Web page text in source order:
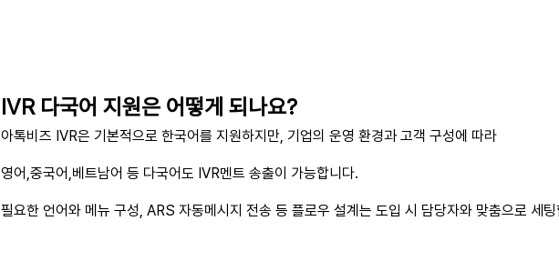
IVR 다국어 지원은 어떻게 되나요?
​아톡비즈 IVR은 기본적으로 한국어를 지원하지만, 기업의 운영 환경과 고객 구성에 따라
영어,중국어,베트남어 등 다국어도 IVR멘트 송출이 가능합니다.
필요한 언어와 메뉴 구성, ARS 자동메시지 전송 등 플로우 설계는 도입 시 담당자와 맞춤으로 세